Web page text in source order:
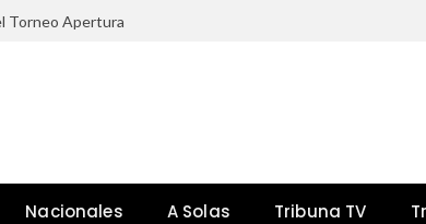
Torneo Apertura
Nacionales A Solas Tribuna TV